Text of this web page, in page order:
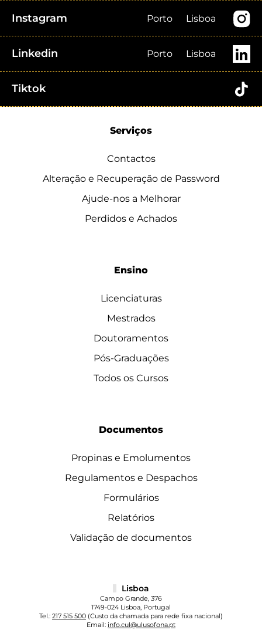
Instagram Porto Lisboa
Linkedin Porto Lisboa
Tiktok
Serviços
Contactos
Alteração e Recuperação de Password
Ajude-nos a Melhorar
Perdidos e Achados
Ensino
Licenciaturas
Mestrados
Doutoramentos
Pós-Graduações
Todos os Cursos
Documentos
Propinas e Emolumentos
Regulamentos e Despachos
Formulários
Relatórios
Validação de documentos
Lisboa
Campo Grande, 376
1749-024 Lisboa, Portugal
Tel.: 217 515 500 (Custo da chamada para rede fixa nacional)
Email: info.cul@ulusofona.pt